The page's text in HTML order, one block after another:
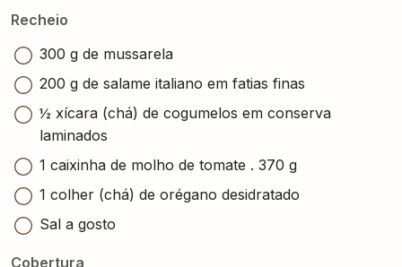
Recheio
300 g de mussarela
200 g de salame italiano em fatias finas
½ xícara (chá) de cogumelos em conserva
laminados
1 caixinha de molho de tomate . 370 g
1 colher (chá) de orégano desidratado
Sal a gosto
Cobertura